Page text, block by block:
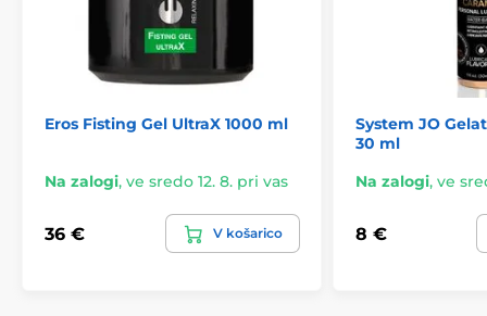
Eros Fisting Gel UltraX 1000 ml
Na zalogi, ve sredo 12. 8. pri vas
36 € V košarico
System JO
30 ml
Na zalogi, ve
8 €